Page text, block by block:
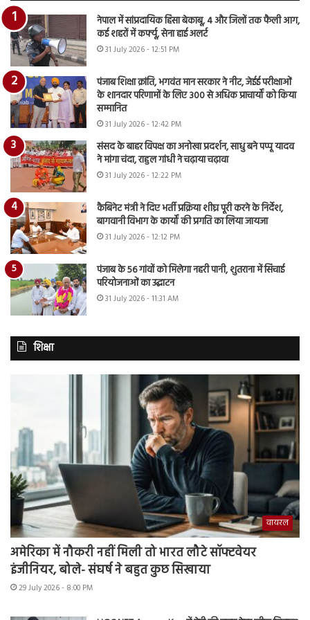
नेपाल में सांप्रदायिक हिंसा बेकाबू, 4 और जिलों तक फैली आग,
कई शहरों में कर्फ्यू, सेना हाई अलर्ट
31 July 2026 - 12:51 PM
पंजाब शिक्षा क्रांति, भगवंत मान सरकार ने नीट, जेईई परीक्षाओं
के शानदार परिणामों के लिए 300 से अधिक प्राचार्यों को किया
सम्मानित
31 July 2026 - 12:42 PM
संसद के बाहर विपक्ष का अनोखा प्रदर्शन, साधु बने पप्पू यादव
ने मांगा चंदा, राहुल गांधी ने चढ़ाया चढ़ावा
31 July 2026 - 12:22 PM
कैबिनेट मंत्री ने दिए भर्ती प्रक्रिया शीघ्र पूरी करने के निर्देश,
बागवानी विभाग के कार्यों की प्रगति का लिया जायजा
31 July 2026 - 12:12 PM
पंजाब के 56 गांवों को मिलेगा नहरी पानी, शुतराना में सिंचाई
परियोजनाओं का उद्घाटन
31 July 2026 - 11:31 AM
शिक्षा
वायरल
अमेरिका में नौकरी नहीं मिली तो भारत लौटे सॉफ्टवेयर
इंजीनियर, बोले- संघर्ष ने बहुत कुछ सिखाया
29 July 2026 - 8:00 PM